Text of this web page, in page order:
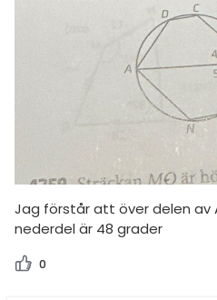
Jag förstår att över delen av
nederdel är 48 grader
0
diskussioner